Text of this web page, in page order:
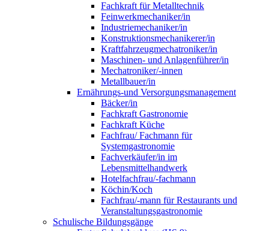
Fachkraft für Metalltechnik
Feinwerkmechaniker/in
Industriemechaniker/in
Konstruktionsmechanikerer/in
Kraftfahrzeugmechatroniker/in
Maschinen- und Anlagenführer/in
Mechatroniker/-innen
Metallbauer/in
Ernährungs-und Versorgungsmanagement
Bäcker/in
Fachkraft Gastronomie
Fachkraft Küche
Fachfrau/ Fachmann für
Systemgastronomie
Fachverkäufer/in im
Lebensmittelhandwerk
Hotelfachfrau/-fachmann
Köchin/Koch
Fachfrau/-mann für Restaurants und
Veranstaltungsgastronomie
Schulische Bildungsgänge